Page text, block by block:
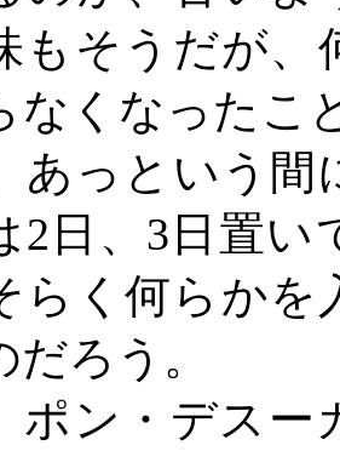
もそうだが
なくなったこ
あっという
2日、3日置
らく何らか
ろう。
ン・デスー